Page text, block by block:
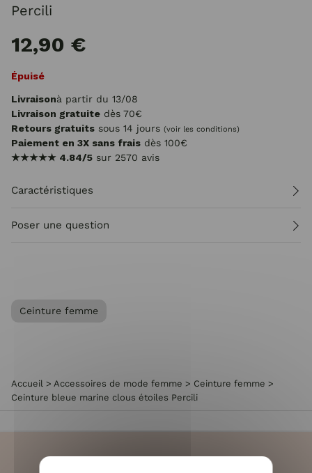
Percili
12,90 €
Épuisé
Livraisonà partir du 13/08
Livraison gratuite dès 70€
Retours gratuits sous 14 jours (voir les conditions)
Paiement en 3X sans frais dès 100€
★★★★★ 4.84/5 sur 2570 avis
Caractéristiques
Poser une question
Ceinture femme
Accueil > Accessoires de mode femme > Ceinture femme >
Ceinture bleue marine clous étoiles Percili